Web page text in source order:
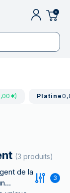
0
€) Platine
(3 produits)
de la
3